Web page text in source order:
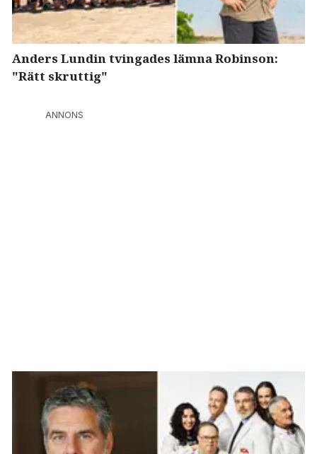
Anders Lundin tvingades lämna Robinson:
"Rätt skruttig"
ANNONS